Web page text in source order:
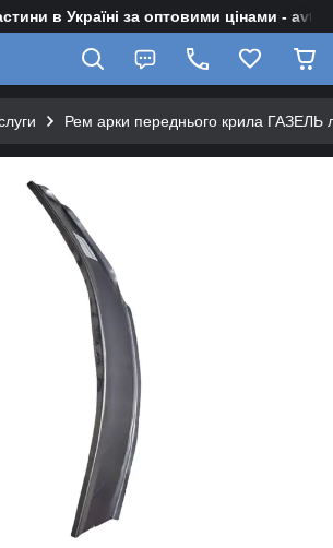
в Україні за оптовими цінами -
Рем арки переднього крила ГАЗЕЛЬ